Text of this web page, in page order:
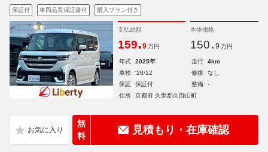
保証付 車両品質保証書付 購入プラン付き
支払総額
159.9 万円
本体価格
150. 9 万円
年式 2025年 走行
4km
車検
'28/12 修復
なし
保証
保証付 整備
-
住所
京都府 久世郡久御山町
無
料
見積もり・在庫確認